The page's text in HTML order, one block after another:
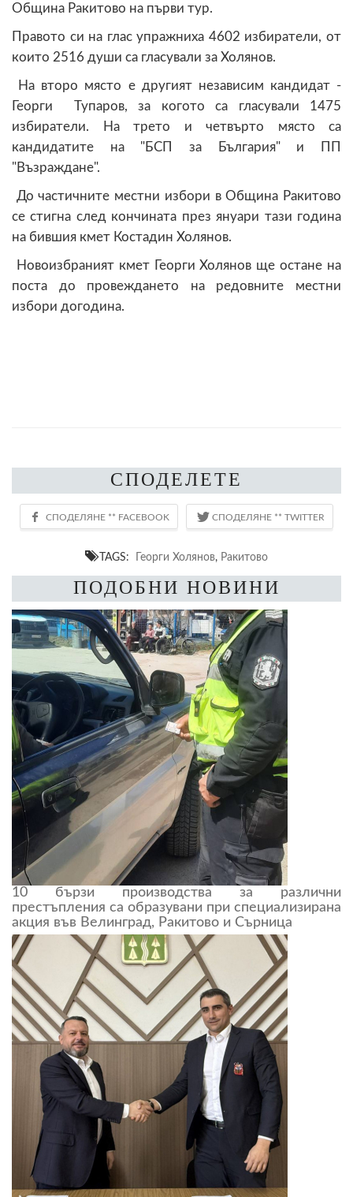
Община Ракитово на първи тур.
Правото си на глас упражниха 4602 избиратели, от
които 2516 души са гласували за Холянов.
На второ място е другият независим кандидат -
Георги Тупаров, за когото са гласували 1475
избиратели. На трето и четвърто място са
кандидатите на "БСП за България" и ПП
"Възраждане".
До частичните местни избори в Община Ракитово
се стигна след кончината през януари тази година
на бившия кмет Костадин Холянов.
Новоизбраният кмет Георги Холянов ще остане на
поста до провеждането на редовните местни
избори догодина.
СПОДЕЛЕТЕ
TAGS: Георги Холянов, Ракитово
ПОДОБНИ НОВИНИ
10 бързи производства за различни
престъпления са образувани при специализирана
акция във Велинград, Ракитово и Сърница